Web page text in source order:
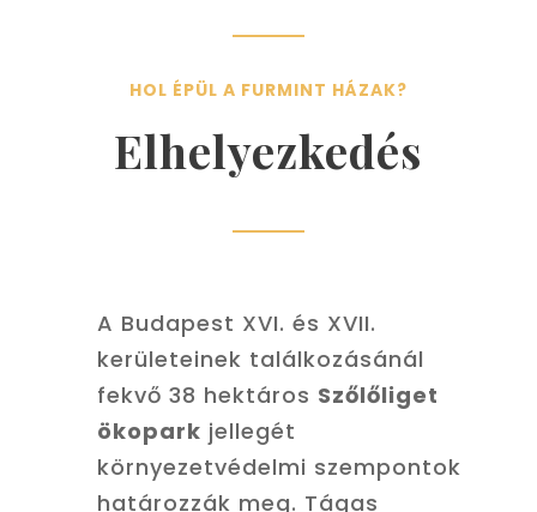
HOL ÉPÜL A FURMINT HÁZAK?
Elhelyezkedés
A Budapest XVI. és XVII.
kerületeinek találkozásánál
fekvő 38 hektáros Szőlőliget
ökopark jellegét
környezetvédelmi szempontok
határozzák meg. Tágas